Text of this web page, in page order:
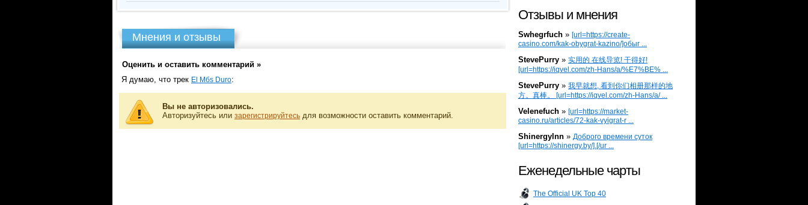
Мнения и отзывы
Оценить и оставить комментарий »
Я думаю, что трек El Mбs Duro:
Вы не авторизовались.
Авторизуйтесь или зарегистрируйтесь для возможности оставить комментарий.
Отзывы и мнения
Swhegrfuch » [url=https://create-
casino.com/kak-obygrat-kazino/]обыг ...
StevePurry » 实用的 在线导览! 干得好!
[url=https://iqvel.com/zh-Hans/a/%E7%BE% ...
StevePurry » 我早就想, 看到你们相册那样的地
方。真棒。 [url=https://iqvel.com/zh-Hans/a/ ...
Velenefuch » [url=https://market-
casino.ru/articles/72-kak-vyigrat-r ...
Shinergylnn » Доброго времени суток
[url=https://shinergy.by/].[/ur ...
Еженедельные чарты
The Official UK Top 40